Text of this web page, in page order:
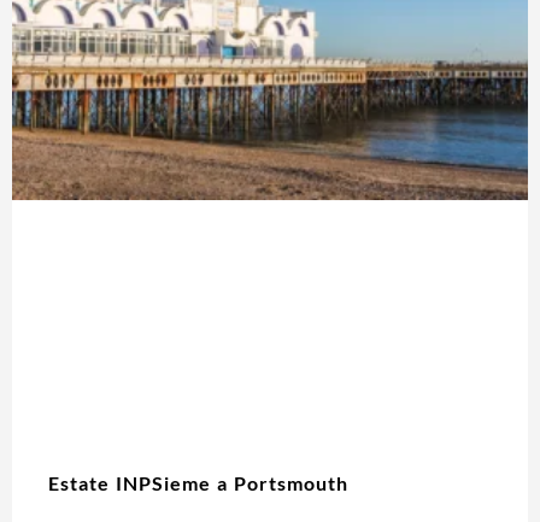
Estate INPSieme a Portsmouth